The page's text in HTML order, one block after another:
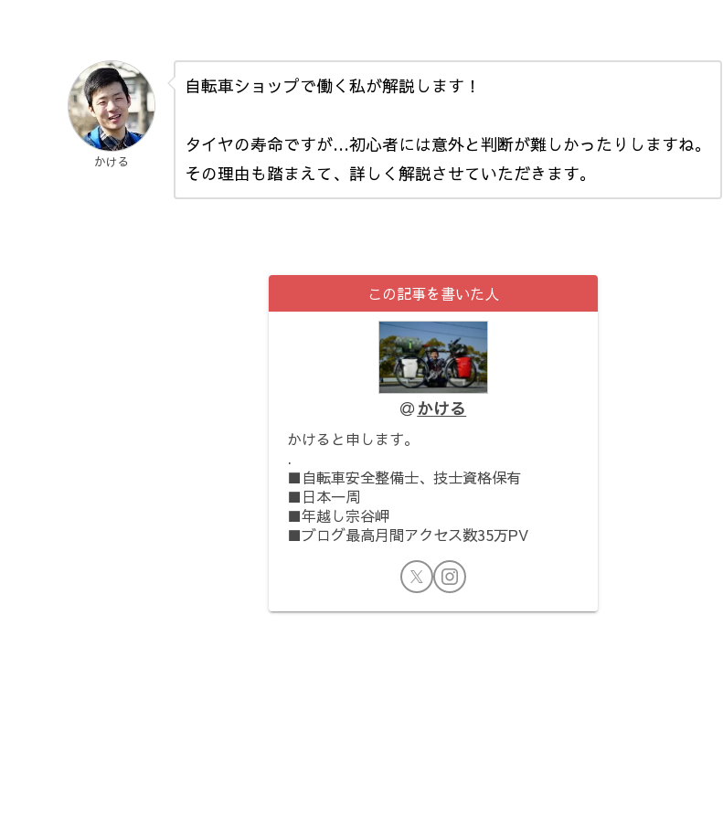
かける
自転車ショップで働く私が解説します！
タイヤの寿命ですが…初心者には意外と判断が難しかったりしますね。
その理由も踏まえて、詳しく解説させていただきます。
この記事を書いた人
かける
かけると申します。
.
■自転車安全整備士、技士資格保有
■日本一周
■年越し宗谷岬
■ブログ最高月間アクセス数35万PV